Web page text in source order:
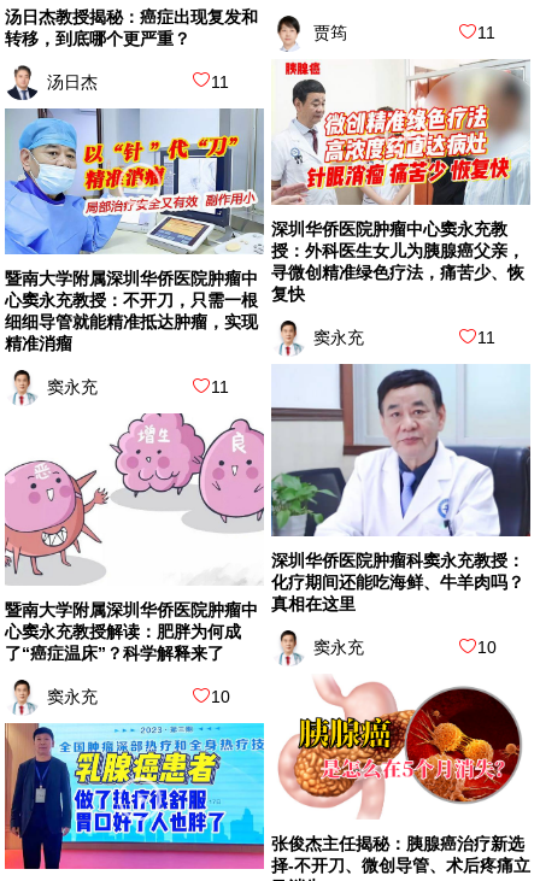
汤日杰教授揭秘：癌症出现复发和
转移，到底哪个更严重？
汤日杰 11
贾筠 11
深圳华侨医院肿瘤中心窦永充教
授：外科医生女儿为胰腺癌父亲，
寻微创精准绿色疗法，痛苦少、恢
复快
窦永充 11
暨南大学附属深圳华侨医院肿瘤中
心窦永充教授：不开刀，只需一根
细细导管就能精准抵达肿瘤，实现
精准消瘤
窦永充 11
深圳华侨医院肿瘤科窦永充教授：
化疗期间还能吃海鲜、牛羊肉吗？
真相在这里
窦永充 10
暨南大学附属深圳华侨医院肿瘤中
心窦永充教授解读：肥胖为何成
了“癌症温床”？科学解释来了
窦永充 10
张俊杰主任揭秘：胰腺癌治疗新选
择-不开刀、微创导管、术后疼痛立